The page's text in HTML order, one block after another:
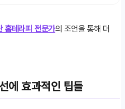
홈테라피 전문가의 조언을 통해 더
에 효과적인 팁들